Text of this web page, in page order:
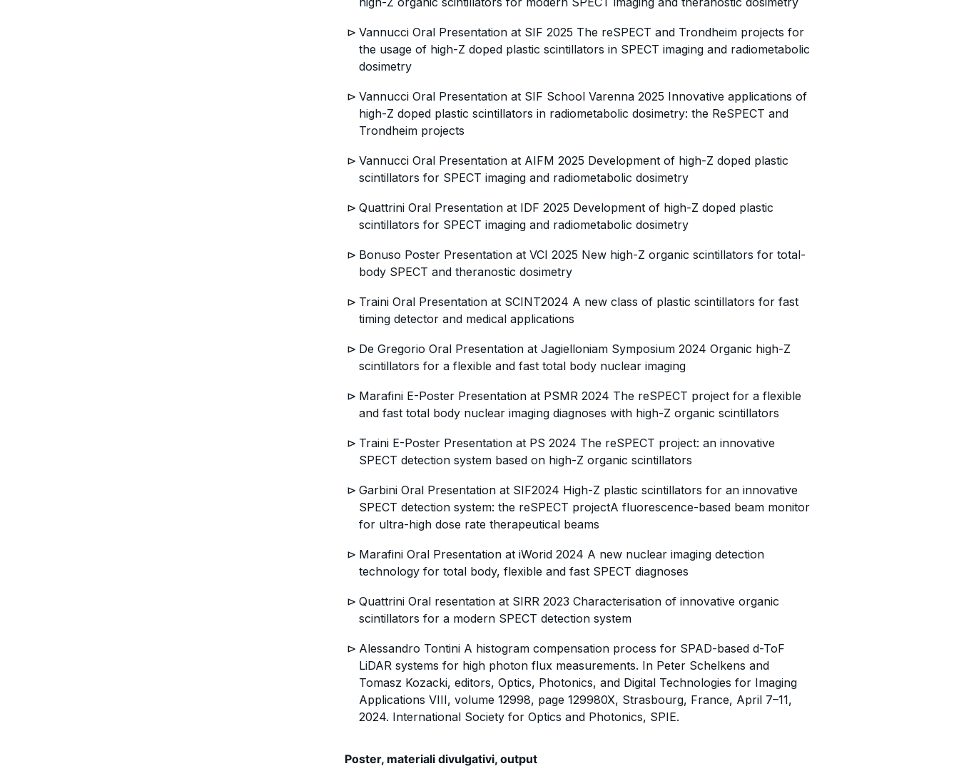
Vannucci Oral Presentation at SIF 2025 The reSPECT and Trondheim projects for
the usage of high-Z doped plastic scintillators in SPECT imaging and radiometabolic
dosimetry
Vannucci Oral Presentation at SIF School Varenna 2025 Innovative applications of
high-Z doped plastic scintillators in radiometabolic dosimetry: the ReSPECT and
Trondheim projects
Vannucci Oral Presentation at AIFM 2025 Development of high-Z doped plastic
scintillators for SPECT imaging and radiometabolic dosimetry
Quattrini Oral Presentation at IDF 2025 Development of high-Z doped plastic
scintillators for SPECT imaging and radiometabolic dosimetry
Bonuso Poster Presentation at VCI 2025 New high-Z organic scintillators for total-
body SPECT and theranostic dosimetry
Traini Oral Presentation at SCINT2024 A new class of plastic scintillators for fast
timing detector and medical applications
De Gregorio Oral Presentation at Jagielloniam Symposium 2024 Organic high-Z
scintillators for a flexible and fast total body nuclear imaging
Marafini E-Poster Presentation at PSMR 2024 The reSPECT project for a flexible
and fast total body nuclear imaging diagnoses with high-Z organic scintillators
Traini E-Poster Presentation at PS 2024 The reSPECT project: an innovative
SPECT detection system based on high-Z organic scintillators
Garbini Oral Presentation at SIF2024 High-Z plastic scintillators for an innovative
SPECT detection system: the reSPECT projectA fluorescence-based beam monitor
for ultra-high dose rate therapeutical beams
Marafini Oral Presentation at iWorid 2024 A new nuclear imaging detection
technology for total body, flexible and fast SPECT diagnoses
Quattrini Oral resentation at SIRR 2023 Characterisation of innovative organic
scintillators for a modern SPECT detection system
Alessandro Tontini A histogram compensation process for SPAD-based d-ToF
LiDAR systems for high photon flux measurements. In Peter Schelkens and
Tomasz Kozacki, editors, Optics, Photonics, and Digital Technologies for Imaging
Applications VIII, volume 12998, page 129980X, Strasbourg, France, April 7–11,
2024. International Society for Optics and Photonics, SPIE.
Poster, materiali divulgativi, output